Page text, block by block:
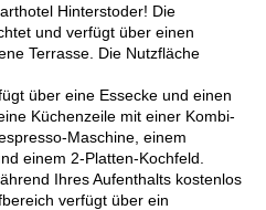
Hinterstoder! Die
und verfügt über einen
Terrasse. Die Nutzfläche
über eine Essecke und einen
Küchenzeile mit einer Kombi-
Maschine, einem
einem 2-Platten-Kochfeld.
Ihres Aufenthalts kostenlos
verfügt über ein